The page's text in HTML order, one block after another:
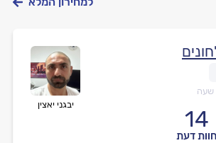
יבגני יאצין
שעה
14
חוות דעת